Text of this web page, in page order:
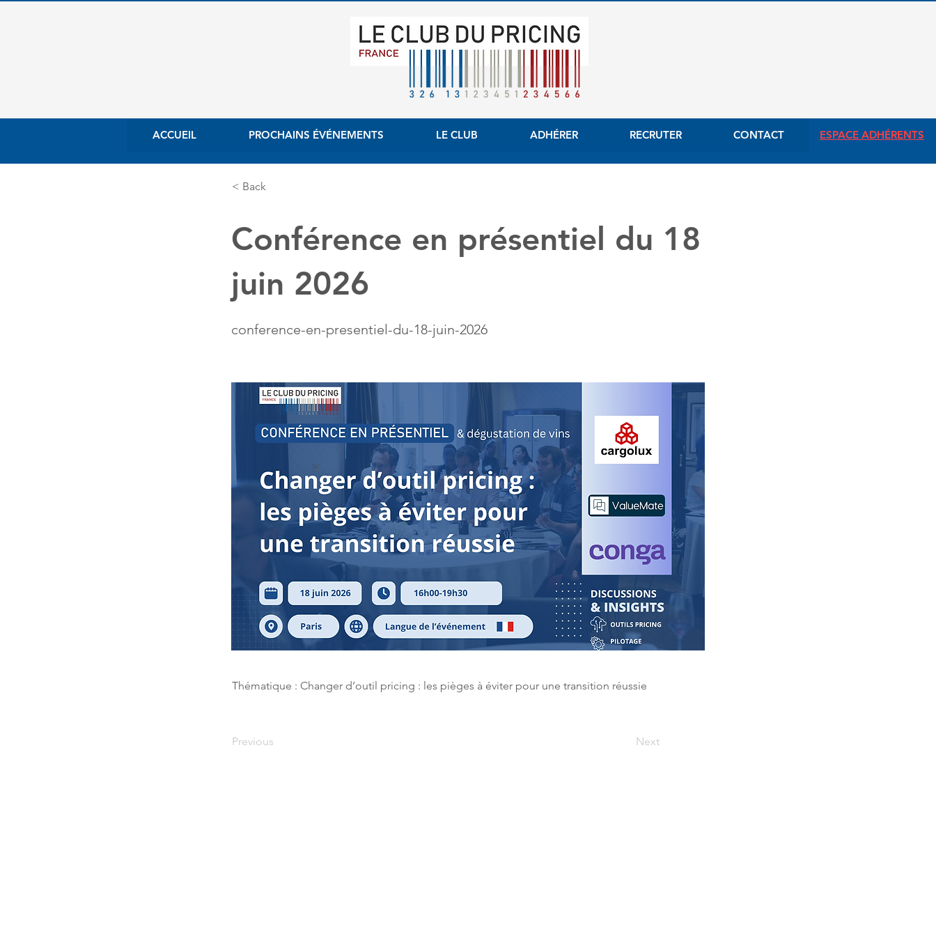
ACCUEIL PROCHAINS ÉVÉNEMENTS LE CLUB ADHÉRER RECRUTER CONTACT ESPACE ADHÉRENTS
< Back
Conférence en présentiel du 18
juin 2026
conference-en-presentiel-du-18-juin-2026
Thématique : Changer d’outil pricing : les pièges à éviter pour une transition réussie
Previous Next